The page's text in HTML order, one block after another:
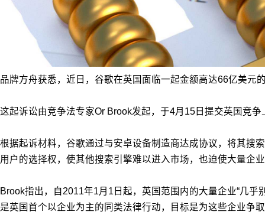
品牌方舟获悉，近日，谷歌在英国面临一起金额高达66亿美元
这起诉讼由竞争法专家Or Brook发起，于4月15日提交英国竞
根据起诉材料，谷歌通过与安卓设备制造商达成协议，将其搜
用户的选择权，使其他搜索引擎难以进入市场，也迫使大量企
Brook指出，自2011年1月1日起，英国范围内的大量企业“几
是英国首个以企业为主的同类法律行动，目标是为这些企业争